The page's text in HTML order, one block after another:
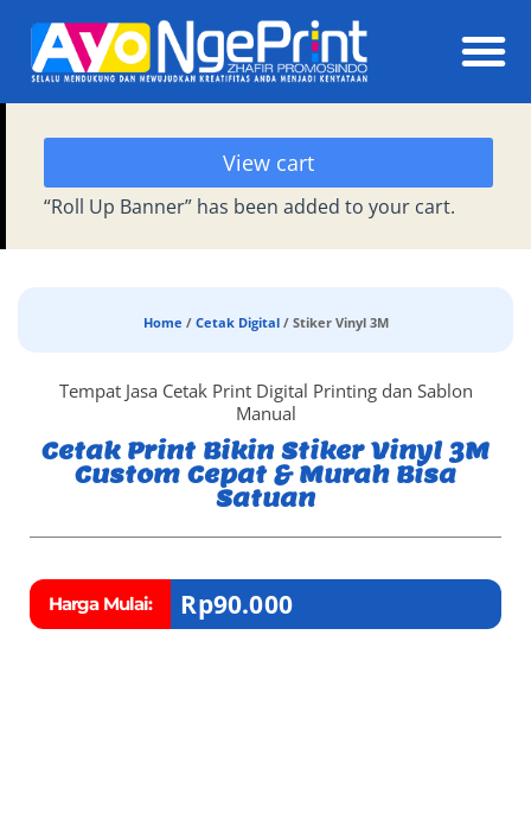
“Roll Up Banner” has been added to your cart.
View cart
Home / Cetak Digital/ Stiker Vinyl 3M
Tempat Jasa Cetak Print Digital Printing dan Sablon
Manual
Cetak Print Bikin Stiker Vinyl 3M
Custom Cepat & Murah Bisa
Satuan
Harga Mulai: Rp90.000